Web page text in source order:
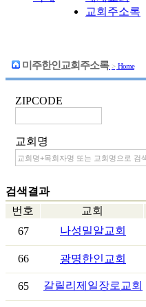
교회주소록
미주한인교회주소록 > Home
ZIPCODE
교회명
검색결과
번호
교회
67
나성밀알교회
66
광명한인교회
65 갈릴리제일장로교회